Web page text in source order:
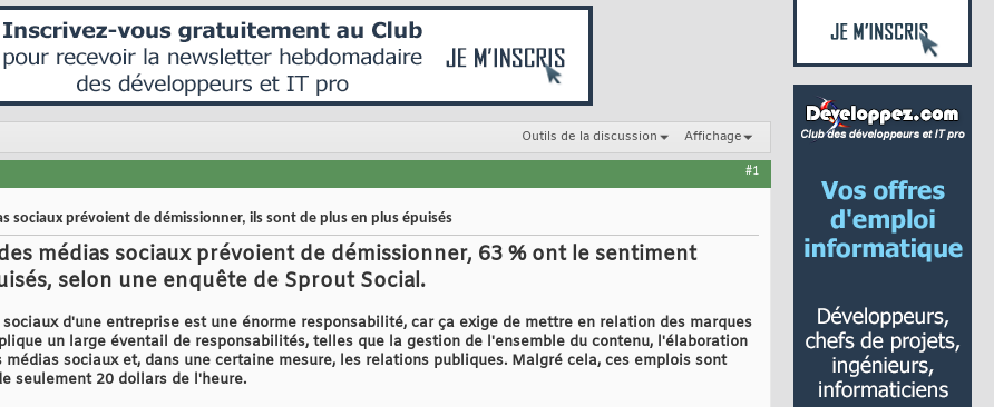
Outils de la discussion Affichage
#1
sociaux prévoient de démissionner, ils sont de plus en plus épuisés
médias sociaux prévoient de démissionner, 63 % ont le sentiment
selon une enquête de Sprout Social.
d'une entreprise est une énorme responsabilité, car ça exige de mettre en relation des marques
un large éventail de responsabilités, telles que la gestion de l'ensemble du contenu, l'élaboration
sociaux et, dans une certaine mesure, les relations publiques. Malgré cela, ces emplois sont
seulement 20 dollars de l'heure.